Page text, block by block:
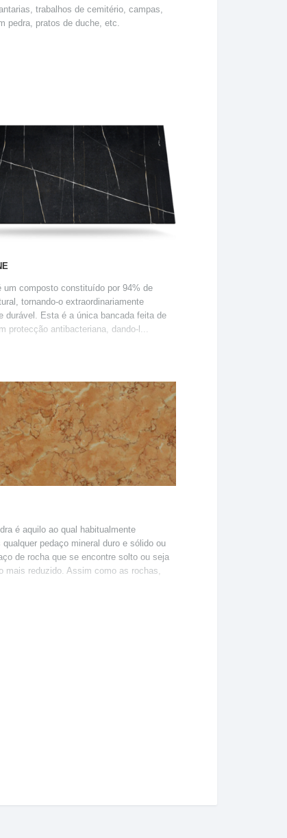
trabalhos de cemitério, campas,
pedra, pratos de duche, etc.
um composto constituído por 94% de
tornando-o extraordinariamente
durável. Esta é a única bancada feita de
protecção antibacteriana, dando-l...
é aquilo ao qual habitualmente
qualquer pedaço mineral duro e sólido ou
de rocha que se encontre solto ou seja
mais reduzido. Assim como as rochas,